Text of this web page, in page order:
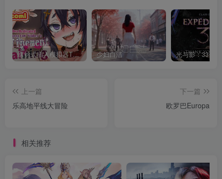
螺丝式插入模拟器TMA02 少妇白洁
上一篇
乐高地平线大冒险
下一篇
欧罗巴Europa
相关推荐